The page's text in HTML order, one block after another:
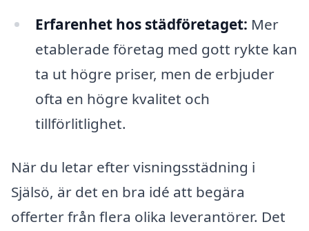
Erfarenhet hos städföretaget: Mer
etablerade företag med gott rykte kan
ta ut högre priser, men de erbjuder
ofta en högre kvalitet och
tillförlitlighet.
När du letar efter visningsstädning i
Själsö, är det en bra idé att begära
offerter från flera olika leverantörer. Det